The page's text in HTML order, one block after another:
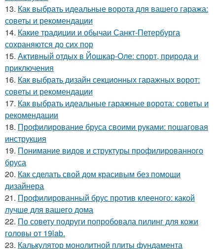
13. Как выбрать идеальные ворота для вашего гаража:
советы и рекомендации
14. Какие традиции и обычаи Санкт-Петербурга
сохраняются до сих пор
15. Активный отдых в Йошкар-Оле: спорт, природа и
приключения
16. Как выбрать дизайн секционных гаражных ворот:
советы и рекомендации
17. Как выбрать идеальные гаражные ворота: советы и
рекомендации
18. Профилирование бруса своими руками: пошаговая
инструкция
19. Понимание видов и структуры профилированного
бруса
20. Как сделать свой дом красивым без помощи
дизайнера
21. Профилированный брус против клееного: какой
лучше для вашего дома
22. По совету подруги попробовала пилинг для кожи
головы от 19lab.
23. Калькулятор монолитной плиты фундамента